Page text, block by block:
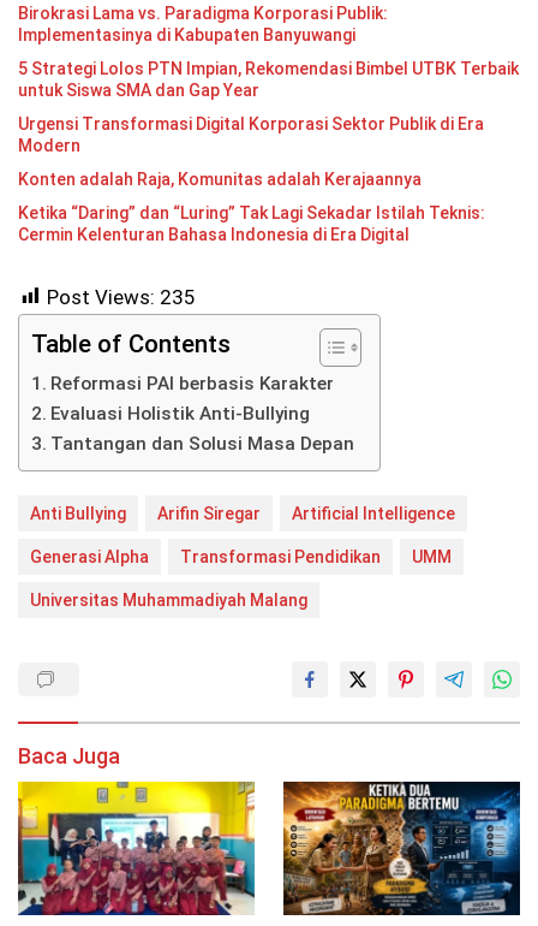
Birokrasi Lama vs. Paradigma Korporasi Publik:
Implementasinya di Kabupaten Banyuwangi
5 Strategi Lolos PTN Impian, Rekomendasi Bimbel UTBK Terbaik
untuk Siswa SMA dan Gap Year
Urgensi Transformasi Digital Korporasi Sektor Publik di Era
Modern
Konten adalah Raja, Komunitas adalah Kerajaannya
Ketika “Daring” dan “Luring” Tak Lagi Sekadar Istilah Teknis:
Cermin Kelenturan Bahasa Indonesia di Era Digital
Post Views: 235
Table of Contents
Reformasi PAI berbasis Karakter
Evaluasi Holistik Anti-Bullying
Tantangan dan Solusi Masa Depan
Anti Bullying Arifin Siregar Artificial Intelligence
Generasi Alpha Transformasi Pendidikan UMM
Universitas Muhammadiyah Malang
Baca Juga